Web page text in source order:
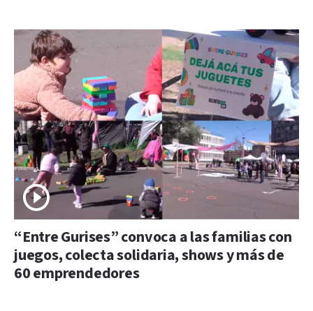
“Entre Gurises” convoca a las familias con
juegos, colecta solidaria, shows y más de
60 emprendedores